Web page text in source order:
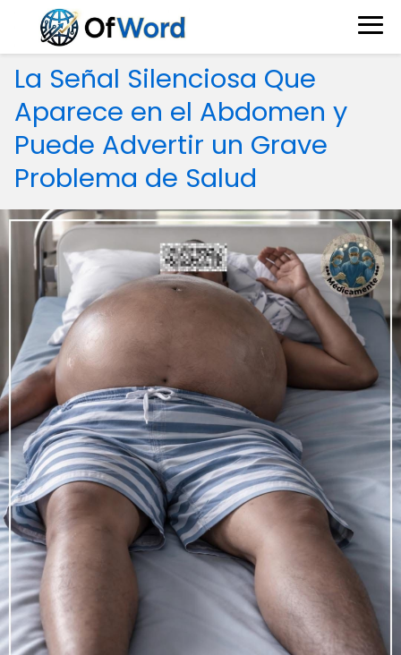
La Señal Silenciosa Que
Aparece en el Abdomen y
Puede Advertir un Grave
Problema de Salud